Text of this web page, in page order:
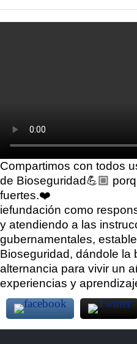
Compartimos con todos
de Bioseguridad💪🏼
fuertes.❤️
iefundación como
y atendiendo a las
gubernamentales,
Bioseguridad, dándole la
alternancia para vivir un
experiencias y